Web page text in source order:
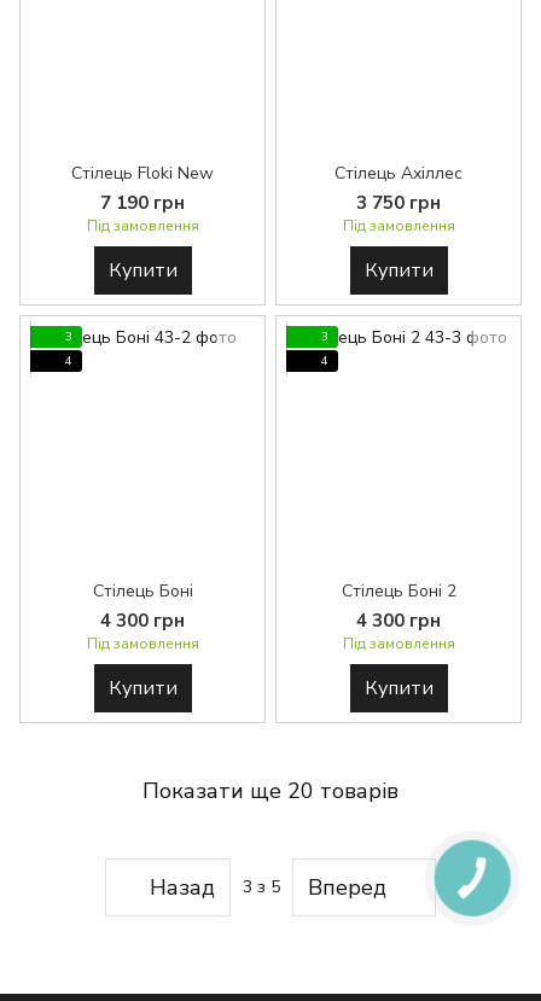
Стілець Floki New
7 190 грн
Під замовлення
Купити
Стілець Ахіллес
3 750 грн
Під замовлення
Купити
3
4
Стілець Боні
4 300 грн
Під замовлення
Купити
3
4
Стілець Боні 2
4 300 грн
Під замовлення
Купити
Показати ще 20 товарів
Назад 3 з 5 Вперед